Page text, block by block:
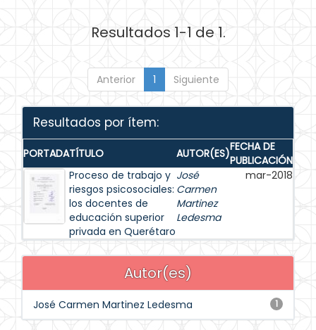
Resultados 1-1 de 1.
Anterior 1 Siguiente
Resultados por ítem:
PORTADATÍTULO AUTOR(ES)FECHA DE
PUBLICACIÓN
Proceso de trabajo y
riesgos psicosociales:
los docentes de
educación superior
privada en Querétaro
José
Carmen
Martinez
Ledesma
mar-2018
Autor(es)
1
José Carmen Martinez Ledesma